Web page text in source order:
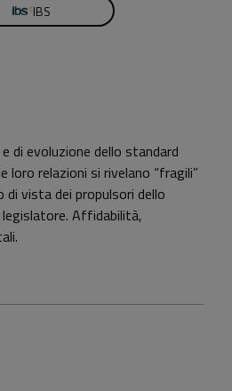
IBS
di evoluzione dello standard
loro relazioni si rivelano “fragili”
vista dei propulsori dello
Affidabilità,